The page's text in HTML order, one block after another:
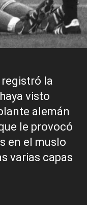
registró la
visto
alemán
le provocó
en el muslo
varias capas